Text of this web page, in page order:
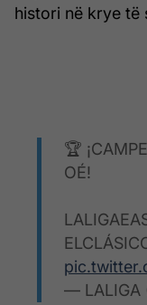
histori në krye të
🏆
OÉ!
— LALIGA